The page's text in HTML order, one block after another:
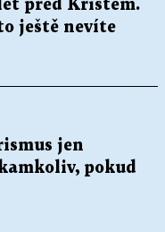
před Kristem.
ještě nevíte
jen
pokud